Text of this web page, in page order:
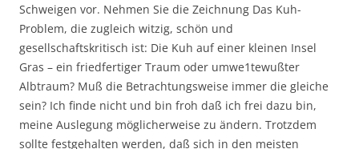
Schweigen vor. Nehmen Sie die Zeichnung Das Kuh-
Problem, die zugleich witzig, schön und
gesellschaftskritisch ist: Die Kuh auf einer kleinen Insel
Gras – ein friedfertiger Traum oder umwe1tewußter
Albtraum? Muß die Betrachtungsweise immer die gleiche
sein? Ich finde nicht und bin froh daß ich frei dazu bin,
meine Auslegung möglicherweise zu ändern. Trotzdem
sollte festgehalten werden, daß sich in den meisten